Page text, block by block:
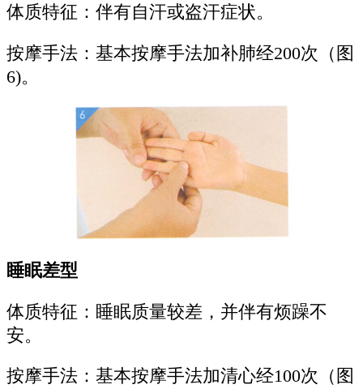
体质特征：伴有自汗或盗汗症状。
按摩手法：基本按摩手法加补肺经200次（图
6)。
睡眠差型
体质特征：睡眠质量较差，并伴有烦躁不
安。
按摩手法：基本按摩手法加清心经100次（图